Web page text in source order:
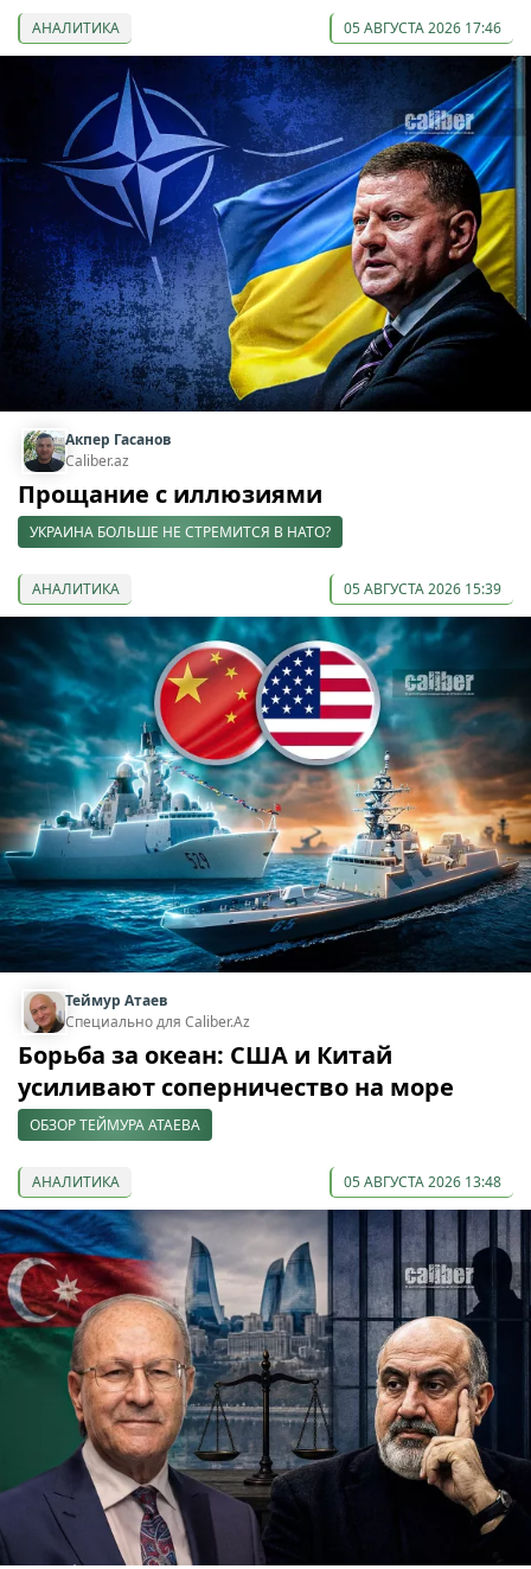
АНАЛИТИКА 05 АВГУСТА 2026 17:46
Акпер Гасанов
Caliber.az
Прощание с иллюзиями
УКРАИНА БОЛЬШЕ НЕ СТРЕМИТСЯ В НАТО?
АНАЛИТИКА 05 АВГУСТА 2026 15:39
Теймур Атаев
Специально для Caliber.Az
Борьба за океан: США и Китай
усиливают соперничество на море
ОБЗОР ТЕЙМУРА АТАЕВА
АНАЛИТИКА 05 АВГУСТА 2026 13:48